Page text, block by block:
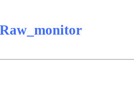
Raw_monitor